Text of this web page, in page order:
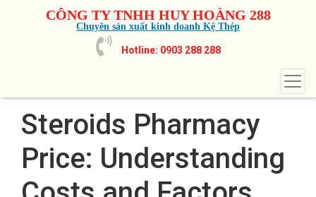
CÔNG TY TNHH HUY HOÀNG 288
Chuyên sản xuất kinh doanh Kệ Thép
Hotline: 0903 288 288
Steroids Pharmacy
Price: Understanding